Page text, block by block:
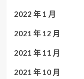
2022 年 1 月
2021 年 12 月
2021 年 11 月
2021 年 10 月